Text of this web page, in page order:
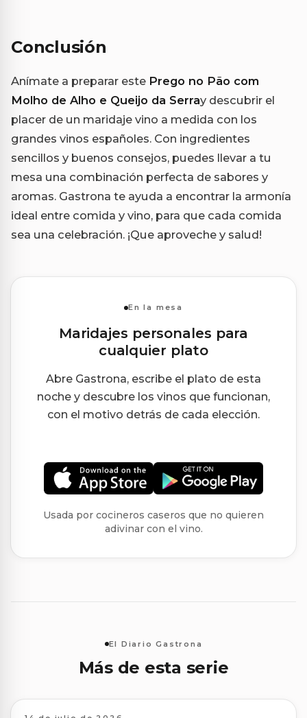
Conclusión
Anímate a preparar este Prego no Pão com
Molho de Alho e Queijo da Serray descubrir el
placer de un maridaje vino a medida con los
grandes vinos españoles. Con ingredientes
sencillos y buenos consejos, puedes llevar a tu
mesa una combinación perfecta de sabores y
aromas. Gastrona te ayuda a encontrar la armonía
ideal entre comida y vino, para que cada comida
sea una celebración. ¡Que aproveche y salud!
En la mesa
Maridajes personales para
cualquier plato
Abre Gastrona, escribe el plato de esta
noche y descubre los vinos que funcionan,
con el motivo detrás de cada elección.
Usada por cocineros caseros que no quieren
adivinar con el vino.
El Diario Gastrona
Más de esta serie